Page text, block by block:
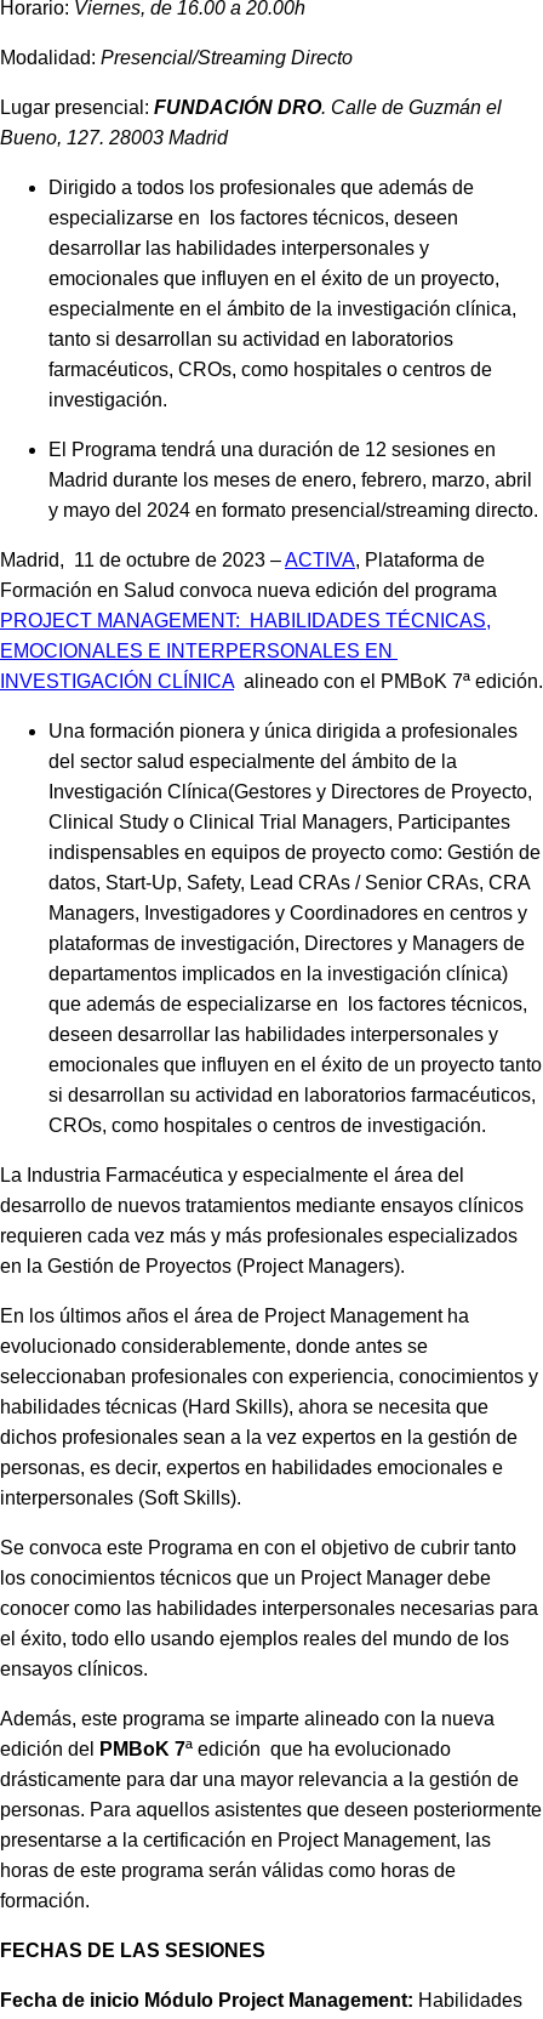
Horario: Viernes, de 16.00 a 20.00h
Modalidad: Presencial/Streaming Directo
Lugar presencial: FUNDACIÓN DRO. Calle de Guzmán el
Bueno, 127. 28003 Madrid
Dirigido a todos los profesionales que además de
especializarse en los factores técnicos, deseen
desarrollar las habilidades interpersonales y
emocionales que influyen en el éxito de un proyecto,
especialmente en el ámbito de la investigación clínica,
tanto si desarrollan su actividad en laboratorios
farmacéuticos, CROs, como hospitales o centros de
investigación.
El Programa tendrá una duración de 12 sesiones en
Madrid durante los meses de enero, febrero, marzo, abril
y mayo del 2024 en formato presencial/streaming directo.
Madrid, 11 de octubre de 2023 –ACTIVA, Plataforma de
Formación en Salud convoca nueva edición del programa
PROJECT MANAGEMENT: HABILIDADES TÉCNICAS,
EMOCIONALES E INTERPERSONALES EN
INVESTIGACIÓN CLÍNICAalineado con el PMBoK 7ª edición.
Una formación pionera y única dirigida a profesionales
del sector salud especialmente del ámbito de la
Investigación Clínica(Gestores y Directores de Proyecto,
Clinical Study o Clinical Trial Managers, Participantes
indispensables en equipos de proyecto como: Gestión de
datos, Start-Up, Safety, Lead CRAs / Senior CRAs, CRA
Managers, Investigadores y Coordinadores en centros y
plataformas de investigación, Directores y Managers de
departamentos implicados en la investigación clínica)
que además de especializarse en los factores técnicos,
deseen desarrollar las habilidades interpersonales y
emocionales que influyen en el éxito de un proyecto tanto
si desarrollan su actividad en laboratorios farmacéuticos,
CROs, como hospitales o centros de investigación.
La Industria Farmacéutica y especialmente el área del
desarrollo de nuevos tratamientos mediante ensayos clínicos
requieren cada vez más y más profesionales especializados
en la Gestión de Proyectos (Project Managers).
En los últimos años el área de Project Management ha
evolucionado considerablemente, donde antes se
seleccionaban profesionales con experiencia, conocimientos y
habilidades técnicas (Hard Skills), ahora se necesita que
dichos profesionales sean a la vez expertos en la gestión de
personas, es decir, expertos en habilidades emocionales e
interpersonales (Soft Skills).
Se convoca este Programa en con el objetivo de cubrir tanto
los conocimientos técnicos que un Project Manager debe
conocer como las habilidades interpersonales necesarias para
el éxito, todo ello usando ejemplos reales del mundo de los
ensayos clínicos.
Además, este programa se imparte alineado con la nueva
edición del
PMBoK 7ª edición que ha evolucionado
drásticamente para dar una mayor relevancia a la gestión de
personas. Para aquellos asistentes que deseen posteriormente
presentarse a la certificación en Project Management, las
horas de este programa serán válidas como horas de
formación.
FECHAS DE LAS SESIONES
Fecha de inicio Módulo Project Management: Habilidades